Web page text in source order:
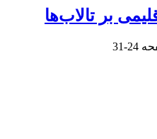
بر تالاب‌ها
24-31